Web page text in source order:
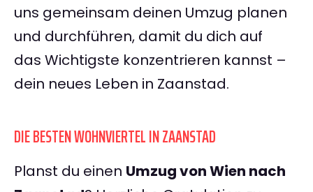
uns gemeinsam deinen Umzug planen
und durchführen, damit du dich auf
das Wichtigste konzentrieren kannst –
dein neues Leben in Zaanstad.
DIE BESTEN WOHNVIERTEL IN ZAANSTAD
Planst du einen Umzug von Wien nach